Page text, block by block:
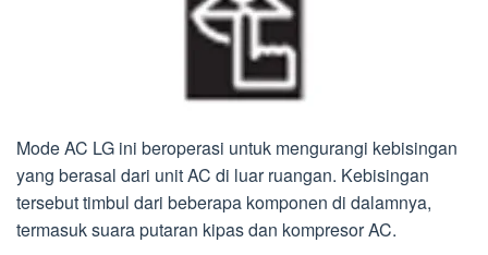
Mode AC LG ini beroperasi untuk mengurangi kebisingan
yang berasal dari unit AC di luar ruangan. Kebisingan
tersebut timbul dari beberapa komponen di dalamnya,
termasuk suara putaran kipas dan kompresor AC.